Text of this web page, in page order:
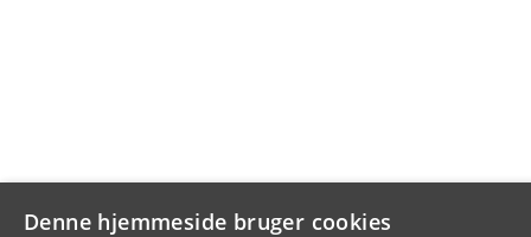
Denne hjemmeside bruger cookies